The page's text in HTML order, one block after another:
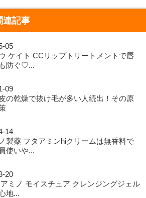
連記事
05
ケイト CCリップトリートメントで唇
防ぐ♡...
09
の乾燥で抜け毛が多い人続出！その原
14
製薬 フタアミンhiクリームは無香料で
使いや...
20
ミノ モイスチュア クレンジングジェル
地...